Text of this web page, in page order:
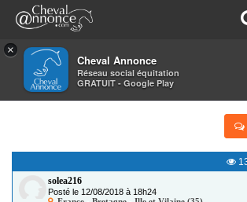
×
Cheval Annonce
Réseau social équitation
GRATUIT - Google Play
>Petites annonces>Équipements du cavalier
PANTALON BOOTS BOMBE
solea216
Posté le 12/08/2018 à 18h24